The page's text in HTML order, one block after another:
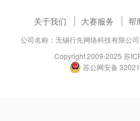
关于我们 大赛服务 帮
公司名称：无锡行先网络科技有限公
Copyright 2009-2025 苏
苏公网安备